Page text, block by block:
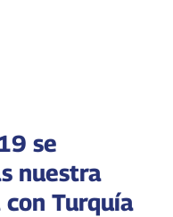
se
nuestra
Turquía